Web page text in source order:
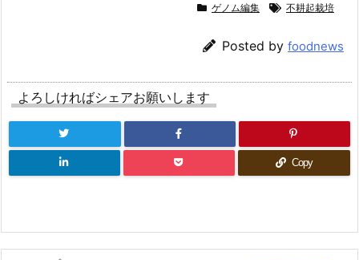
ゲノム編集 不耕起栽培
Posted by foodnews
よろしければシェアお願いします
Copy